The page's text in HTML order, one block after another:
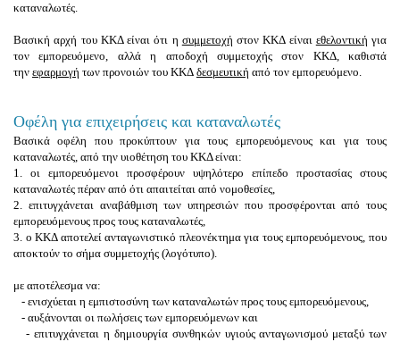
καταναλωτές.
Βασική αρχή του ΚΚΔ είναι ότι η συμμετοχή στον ΚΚΔ είναι εθελοντική για
τον εμπορευόμενο, αλλά η αποδοχή συμμετοχής στον ΚΚΔ, καθιστά
την εφαρμογή των προνοιών του ΚΚΔ δεσμευτική από τον εμπορευόμενο.
Οφέλη για επιχειρήσεις και καταναλωτές
Βασικά οφέλη που προκύπτουν για τους εμπορευόμενους και για τους
καταναλωτές, από την υιοθέτηση του ΚΚΔ είναι:
1. οι εμπορευόμενοι προσφέρουν υψηλότερο επίπεδο προστασίας στους
καταναλωτές πέραν από ότι απαιτείται από νομοθεσίες,
2. επιτυγχάνεται αναβάθμιση των υπηρεσιών που προσφέρονται από τους
εμπορευόμενους προς τους καταναλωτές,
3. ο ΚΚΔ αποτελεί ανταγωνιστικό πλεονέκτημα για τους εμπορευόμενους, που
αποκτούν το σήμα συμμετοχής (λογότυπο).
με αποτέλεσμα να:
- ενισχύεται η εμπιστοσύνη των καταναλωτών προς τους εμπορευόμενους,
- αυξάνονται οι πωλήσεις των εμπορευόμενων και
- επιτυγχάνεται η δημιουργία συνθηκών υγιούς ανταγωνισμού μεταξύ των